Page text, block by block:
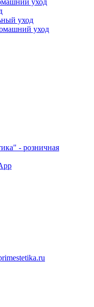
уход
уход
уход
- розничная